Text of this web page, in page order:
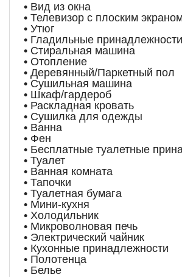
• Вид из окна
• Телевизор с плоским
• Утюг
• Гладильные принадлежности
• Стиральная машина
• Отопление
• Деревянный/Паркетный пол
• Сушильная машина
• Шкаф/гардероб
• Раскладная кровать
• Сушилка для одежды
• Ванна
• Фен
• Бесплатные туалетные
• Туалет
• Ванная комната
• Тапочки
• Туалетная бумага
• Мини-кухня
• Холодильник
• Микроволновая печь
• Электрический чайник
• Кухонные принадлежности
• Полотенца
• Белье